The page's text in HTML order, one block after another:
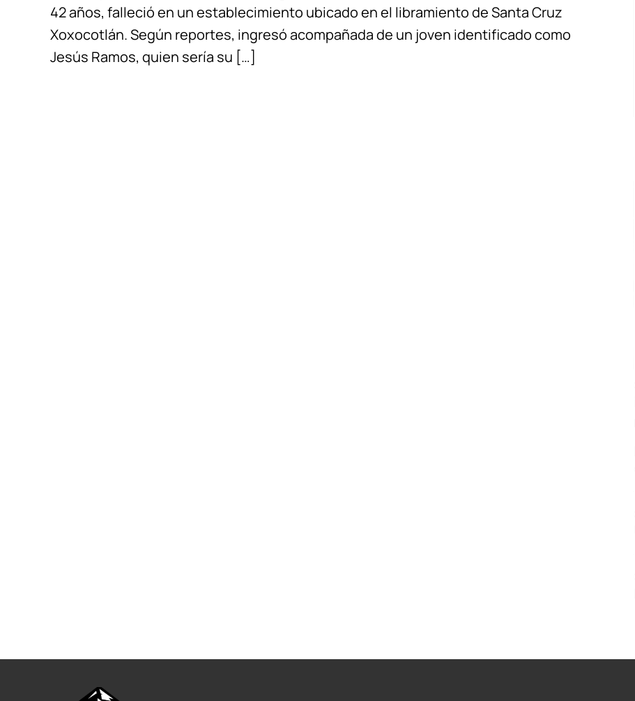
42 años, falleció en un establecimiento ubicado en el libramiento de Santa Cruz
Xoxocotlán. Según reportes, ingresó acompañada de un joven identificado como
Jesús Ramos, quien sería su […]